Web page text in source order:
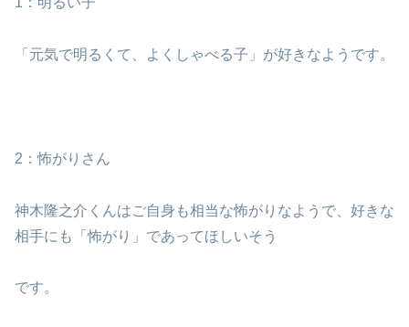
「元気で明るくて、よくしゃべる子」が好きなようです。
2：怖がりさん
神木隆之介くんはご自身も相当な怖がりなようで、好きな
相手にも「怖がり」であってほしいそう
です。